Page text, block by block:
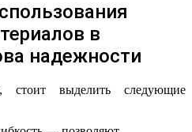
в
надежности
стоит выделить следующие